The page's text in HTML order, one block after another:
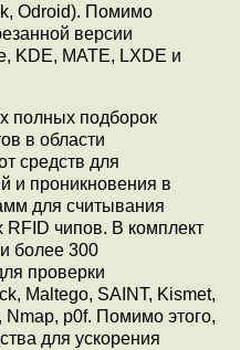
Odroid). Помимо
версии
KDE, MATE, LXDE и
полных подборок
в области
средств для
и проникновения в
для считывания
чипов. В комплект
более 300
проверки
Maltego, SAINT, Kismet,
Nmap, p0f. Помимо этого,
для ускорения